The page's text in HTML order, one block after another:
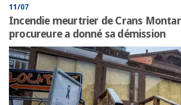
11/07
Incendie meurtrier de Crans
procureure a donné sa démission